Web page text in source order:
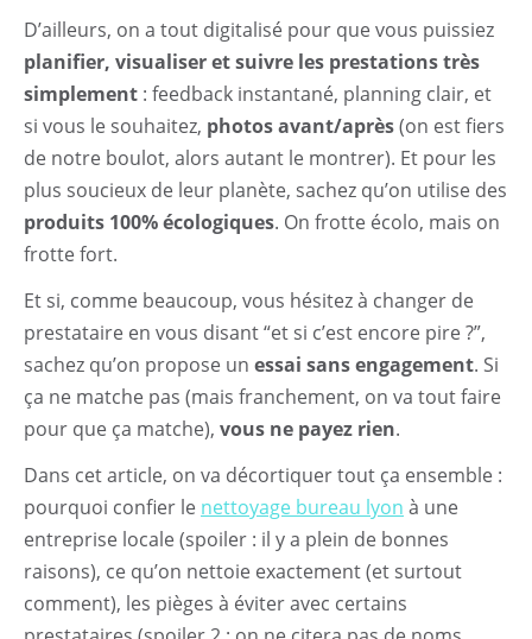
D’ailleurs, on a tout digitalisé pour que vous puissiez
planifier, visualiser et suivre les prestations très
simplement : feedback instantané, planning clair, et
si vous le souhaitez, photos avant/après(on est fiers
de notre boulot, alors autant le montrer). Et pour les
plus soucieux de leur planète, sachez qu’on utilise des
produits 100% écologiques. On frotte écolo, mais on
frotte fort.
Et si, comme beaucoup, vous hésitez à changer de
prestataire en vous disant “et si c’est encore pire ?”,
sachez qu’on propose un essai sans engagement. Si
ça ne matche pas (mais franchement, on va tout faire
pour que ça matche), vous ne payez rien.
Dans cet article, on va décortiquer tout ça ensemble :
pourquoi confier le nettoyage bureau lyon à une
entreprise locale (spoiler : il y a plein de bonnes
raisons), ce qu’on nettoie exactement (et surtout
comment), les pièges à éviter avec certains